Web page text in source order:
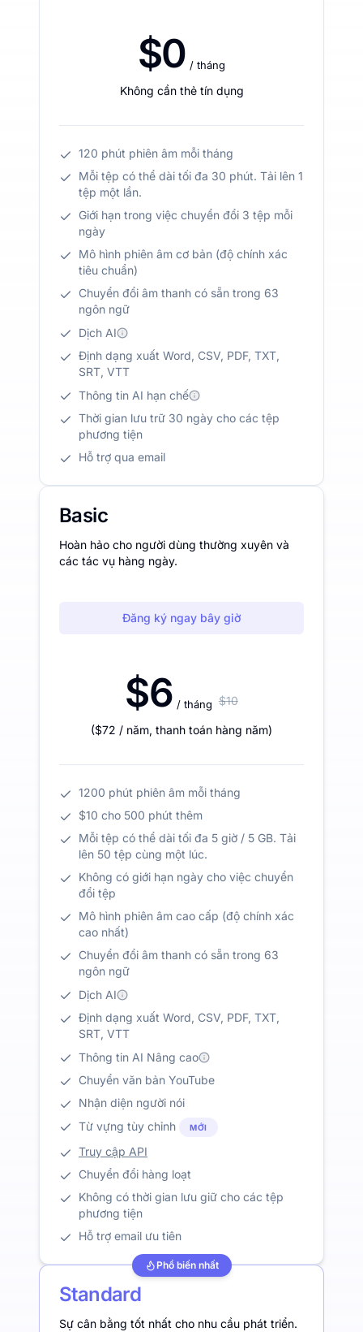
$0 / tháng
Không cần thẻ tín dụng
120 phút phiên âm mỗi tháng
Mỗi tệp có thể dài tối đa 30 phút. Tải lên 1
tệp một lần.
Giới hạn trong việc chuyển đổi 3 tệp mỗi
ngày
Mô hình phiên âm cơ bản (độ chính xác
tiêu chuẩn)
Chuyển đổi âm thanh có sẵn trong 63
ngôn ngữ
Dịch AI
Định dạng xuất Word, CSV, PDF, TXT,
SRT, VTT
Thông tin AI hạn chế
Thời gian lưu trữ 30 ngày cho các tệp
phương tiện
Hỗ trợ qua email
Basic
Hoàn hảo cho người dùng thường xuyên và
các tác vụ hàng ngày.
Đăng ký ngay bây giờ
$6 / tháng $10
($72 / năm, thanh toán hàng năm)
1200 phút phiên âm mỗi tháng
$10 cho 500 phút thêm
Mỗi tệp có thể dài tối đa 5 giờ / 5 GB. Tải
lên 50 tệp cùng một lúc.
Không có giới hạn ngày cho việc chuyển
đổi tệp
Mô hình phiên âm cao cấp (độ chính xác
cao nhất)
Chuyển đổi âm thanh có sẵn trong 63
ngôn ngữ
Dịch AI
Định dạng xuất Word, CSV, PDF, TXT,
SRT, VTT
Thông tin AI Nâng cao
Chuyển văn bản YouTube
Nhận diện người nói
Từ vựng tùy chỉnh
MỚI
Truy cập API
Chuyển đổi hàng loạt
Không có thời gian lưu giữ cho các tệp
phương tiện
Hỗ trợ email ưu tiên
Phổ biến nhất
Standard
Sự cân bằng tốt nhất cho nhu cầu phát triển.